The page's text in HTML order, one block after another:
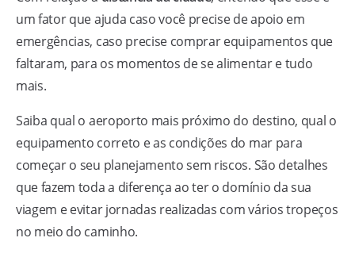
um fator que ajuda caso você precise de apoio em
emergências, caso precise comprar equipamentos que
faltaram, para os momentos de se alimentar e tudo
mais.
Saiba qual o aeroporto mais próximo do destino, qual o
equipamento correto e as condições do mar para
começar o seu planejamento sem riscos. São detalhes
que fazem toda a diferença ao ter o domínio da sua
viagem e evitar jornadas realizadas com vários tropeços
no meio do caminho.